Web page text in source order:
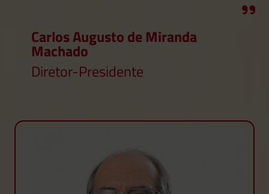
Carlos Augusto de Miranda
Machado
Diretor-Presidente